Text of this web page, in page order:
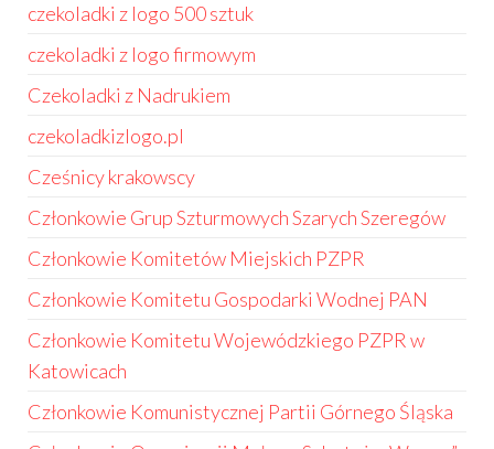
czekoladki z logo 500 sztuk
czekoladki z logo firmowym
Czekoladki z Nadrukiem
czekoladkizlogo.pl
Cześnicy krakowscy
Członkowie Grup Szturmowych Szarych Szeregów
Członkowie Komitetów Miejskich PZPR
Członkowie Komitetu Gospodarki Wodnej PAN
Członkowie Komitetu Wojewódzkiego PZPR w
Katowicach
Członkowie Komunistycznej Partii Górnego Śląska